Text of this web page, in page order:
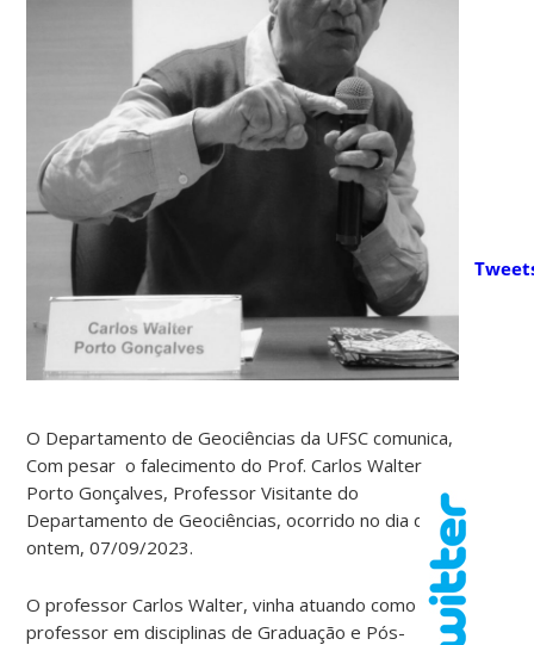
O Departamento de Geociências da UFSC comunica,
Com pesar o falecimento do Prof. Carlos Walter
Porto Gonçalves, Professor Visitante do
Departamento de Geociências, ocorrido no dia de
ontem, 07/09/2023.
O professor Carlos Walter, vinha atuando como
professor em disciplinas de Graduação e Pós-